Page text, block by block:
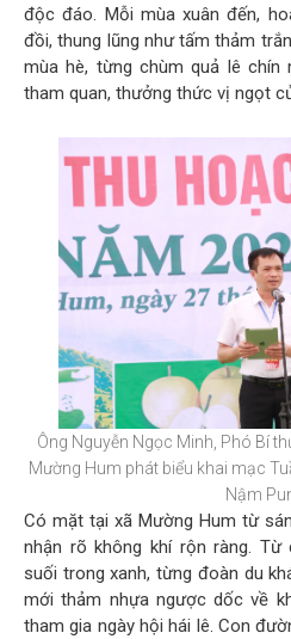
độc đáo. Mỗi mùa xuân đến,
đồi, thung lũng như tấm thảm
mùa hè, từng chùm quả lê
tham quan, thưởng thức vị ngọt
Ông Nguyễn Ngọc Minh, Phó Bí
Mường Hum phát biểu khai mạc
Nậm
Có mặt tại xã Mường Hum từ
nhận rõ không khí rộn ràng. Từ
suối trong xanh, từng đoàn du
mới thảm nhựa ngược dốc về
tham gia ngày hội hái lê. Con